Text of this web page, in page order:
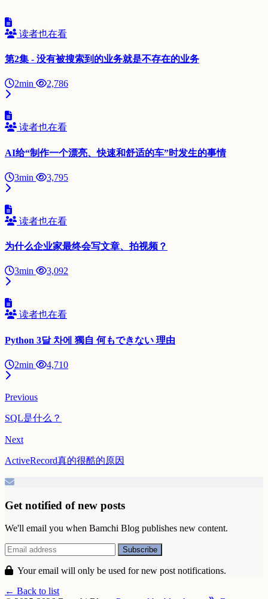
读者也在看
第2集 - 没有被搜索到的业务就是不存在的业务
2min 2,786
读者也在看
AI给“制作一个漂亮、快速和舒适的车”时发生的事情
3min 3,795
读者也在看
为什么企业家最终会写文章、拍视频？
3min 3,092
读者也在看
Python 3달 차에 獨自 何もできない 理由
2min 4,710
Previous
SQL是什么？
Next
ActiveRecord真的很酷的原因
Get notified of new posts
We'll email you when Bamchi Blog publishes new content.
Your email will only be used for new post notifications.
← Back to list